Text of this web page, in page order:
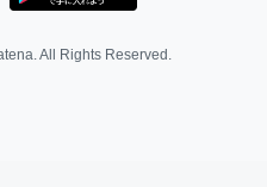
. All Rights Reserved.